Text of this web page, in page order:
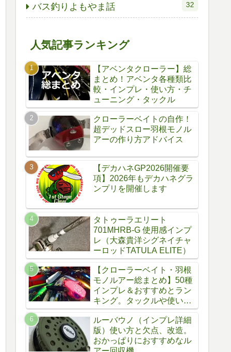
バス釣りよもやま話 32
人気記事ランキング
【アベンタクローラー】総
まとめ！アベンタ各種類比
較・インプレ・使い方・チ
ューニング・タックル
クローラーベイトの自作！
超デッドスロー羽根モノル
アーの作り方アドバイス
【デカハネGP2026開催要
項】2026年もデカハネグラ
ンプリを開催します
タトゥーラエリート
701MHRB-G 使用感インプ
レ（大森貴洋シグネイチャ
ーロッドTATULA ELITE）
【クローラーベイト・羽根
モノルアー総まとめ】50種
インプレ＆おすすめとラン
キング。タックルや使い
方、自作方法
ルーバウノ（インプレ詳細
版）使い方と欠点、改造。
おかっぱりにおすすめなル